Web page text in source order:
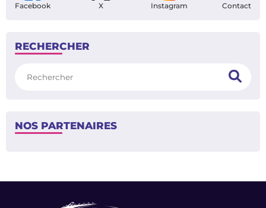
Facebook X Instagram Contact
RECHERCHER
NOS PARTENAIRES